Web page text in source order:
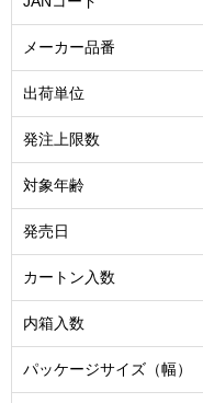
メーカー品番
出荷単位
発注上限数
対象年齢
発売日
カートン入数
内箱入数
パッケージサイズ（幅）